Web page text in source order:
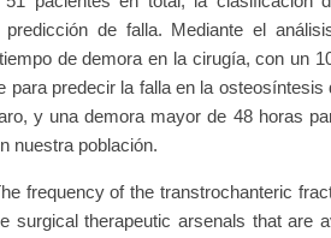
predicción de falla. Mediante el
de demora en la cirugía, con un
para predecir la falla en la
y una demora mayor de 48 horas
nuestra población.
frequency of the transtrochanteric
surgical therapeutic arsenals that are